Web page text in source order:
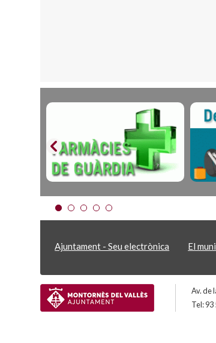
Ajuntament - Seu electrònica El
Av. de
Tel: 93